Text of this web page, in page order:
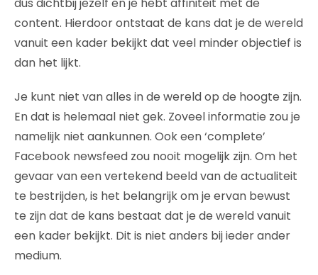
content. Hierdoor ontstaat de kans dat je de wereld
vanuit een kader bekijkt dat veel minder objectief is
dan het lijkt.
Je kunt niet van alles in de wereld op de hoogte zijn.
En dat is helemaal niet gek. Zoveel informatie zou je
namelijk niet aankunnen. Ook een ‘complete’
Facebook newsfeed zou nooit mogelijk zijn. Om het
gevaar van een vertekend beeld van de actualiteit
te bestrijden, is het belangrijk om je ervan bewust
te zijn dat de kans bestaat dat je de wereld vanuit
een kader bekijkt. Dit is niet anders bij ieder ander
medium.